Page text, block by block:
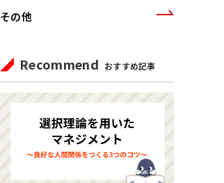
その他
Recommend おすすめ記事